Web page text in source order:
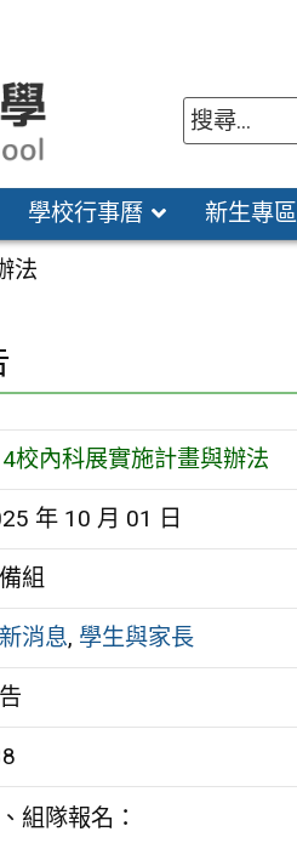
學校行事曆 新生專區
法
校內科展實施計畫與辦法
年 10 月 01 日
組
消息, 學生與家長
組隊報名：